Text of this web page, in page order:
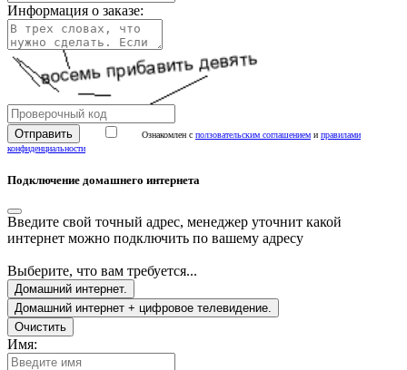
Информация о заказе:
Ознакомлен с ползовательским соглашением и правилами
конфиденциальности
Подключение домашнего интернета
Введите свой точный адрес, менеджер уточнит какой
интернет можно подключить по вашему адресу
Выберите, что вам требуется...
Домашний интернет.
Домашний интернет + цифровое телевидение.
Очистить
Имя: